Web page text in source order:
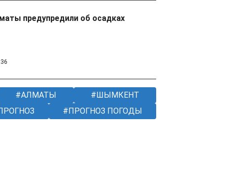
предупредили об осадках
АЛМАТЫ
ШЫМКЕНТ
ПРОГНОЗ ПОГОДЫ